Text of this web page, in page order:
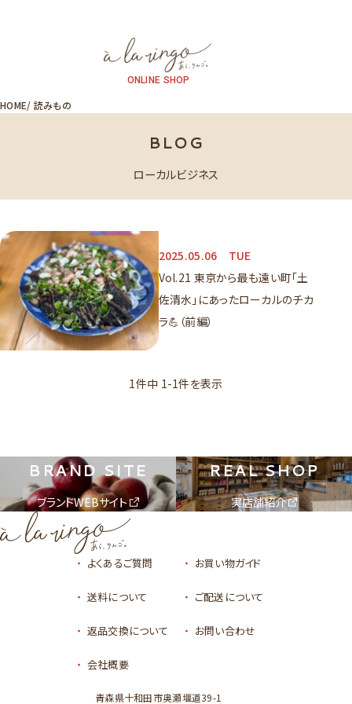
ONLINE SHOP
HOME 読みもの
BLOG
ローカルビジネス
2025.05.06
TUE
Vol.21 東京から最も遠い町「土
佐清水」にあったローカルのチカ
ラ💪（前編）
1件中 1-1件を表示
BRAND SITE
ブランドWEBサイト
REAL SHOP
実店舗紹介
よくあるご質問 お買い物ガイド
送料について ご配送について
返品交換について お問い合わせ
会社概要
青森県十和田市奥瀬堰道39-1